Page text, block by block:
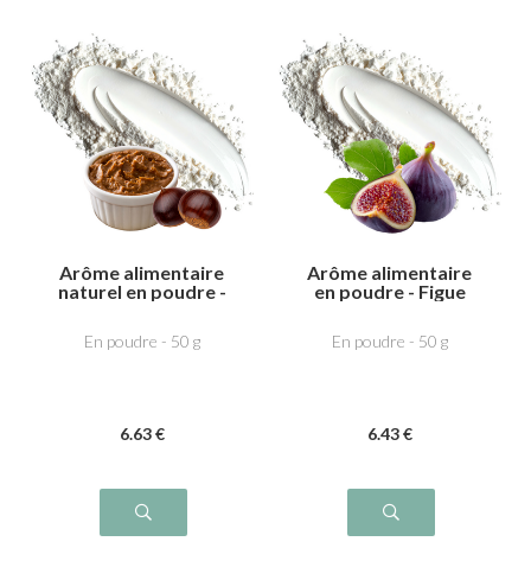
Arôme alimentaire
naturel en poudre -
En poudre - 50 g
6.63 €
Arôme alimentaire
en poudre - Figue
En poudre - 50 g
6.43 €